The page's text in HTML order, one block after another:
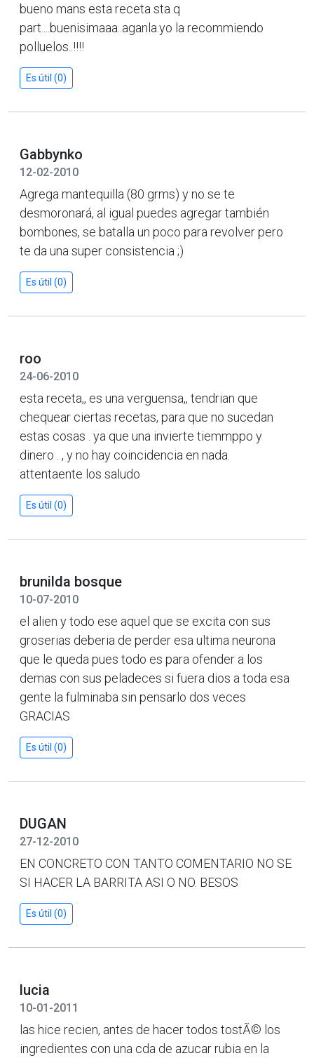
bueno mans esta receta sta q
part....buenisimaaa..aganla.yo la recommiendo
polluelos..!!!!
Es útil (0)
Gabbynko
12-02-2010
Agrega mantequilla (80 grms) y no se te
desmoronará, al igual puedes agregar también
bombones, se batalla un poco para revolver pero
te da una super consistencia ;)
Es útil (0)
roo
24-06-2010
esta receta,, es una verguensa,, tendrian que
chequear ciertas recetas, para que no sucedan
estas cosas . ya que una invierte tiemmppo y
dinero . , y no hay coincidencia en nada.
attentaente los saludo
Es útil (0)
brunilda bosque
10-07-2010
el alien y todo ese aquel que se excita con sus
groserias deberia de perder esa ultima neurona
que le queda pues todo es para ofender a los
demas con sus peladeces si fuera dios a toda esa
gente la fulminaba sin pensarlo dos veces
GRACIAS
Es útil (0)
DUGAN
27-12-2010
EN CONCRETO CON TANTO COMENTARIO NO SE
SI HACER LA BARRITA ASI O NO. BESOS
Es útil (0)
lucia
10-01-2011
las hice recien, antes de hacer todos tostÃ© los
ingredientes con una cda de azucar rubia en la